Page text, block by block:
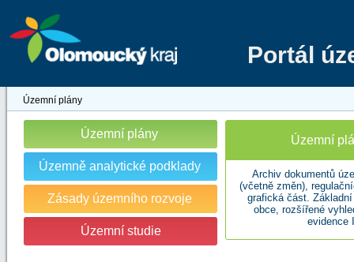
Portál
Územní plány
Územní plány
Územně analytické podklady
Zásady územního rozvoje
Územní studie
Územní
Archiv dokumentů
(včetně změn),
grafická část.
obce, rozšířené
evidence